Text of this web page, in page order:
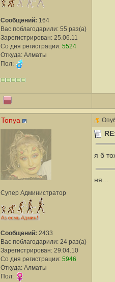
Сообщений: 164
Вас поблагодарили: 55 раз(а)
Зарегистрирован: 25.06.11
Со дня регистрации: 5524
Откуда: Алматы
Пол:
Tonya
Супер Администратор
Сообщений: 2433
Вас поблагодарили: 24 раз(а)
Зарегистрирован: 29.04.10
Со дня регистрации: 5946
Откуда: Алматы
Пол:
я б
ня...